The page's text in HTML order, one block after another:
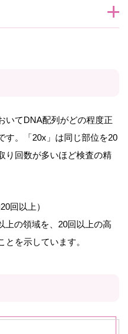
いてDNA配列がどの程度正
す。「20x」は同じ部位を20
り回数が多いほど検査の精
回以上）
上の領域を、20回以上の高
を示しています。